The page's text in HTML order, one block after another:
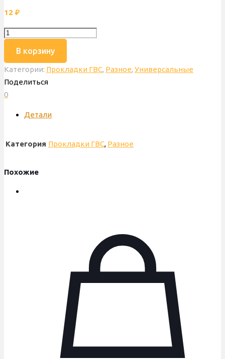
12 ₽
Количество
Прокладка
паронитовая
3/4
УВ
В корзину
Категории: Прокладки ГВС, Разное, Универсальные
Поделиться
0
Детали
Категория Прокладки ГВС, Разное
Похожие